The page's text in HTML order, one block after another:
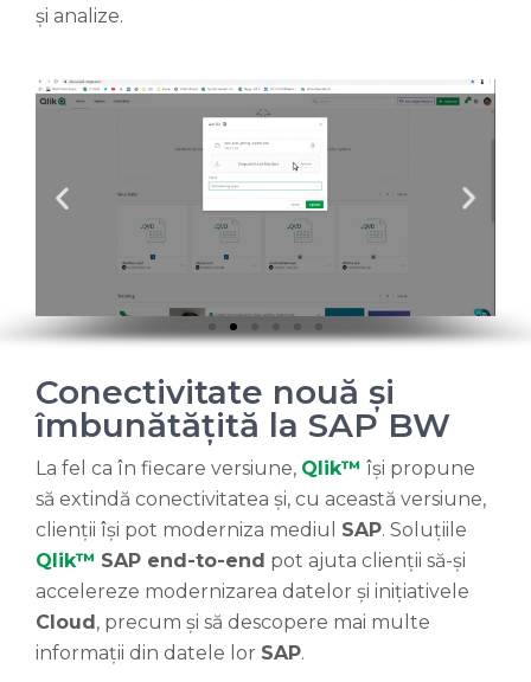
și analize.
Conectivitate nouă și
îmbunătățită la SAP BW
La fel ca în fiecare versiune, Qlik™ își propune
să extindă conectivitatea și, cu această versiune,
clienții își pot moderniza mediul SAP. Soluțiile
Qlik™ SAP end-to-end pot ajuta clienții să-și
accelereze modernizarea datelor și inițiativele
Cloud , precum și să descopere mai multe
informații din datele lor SAP.